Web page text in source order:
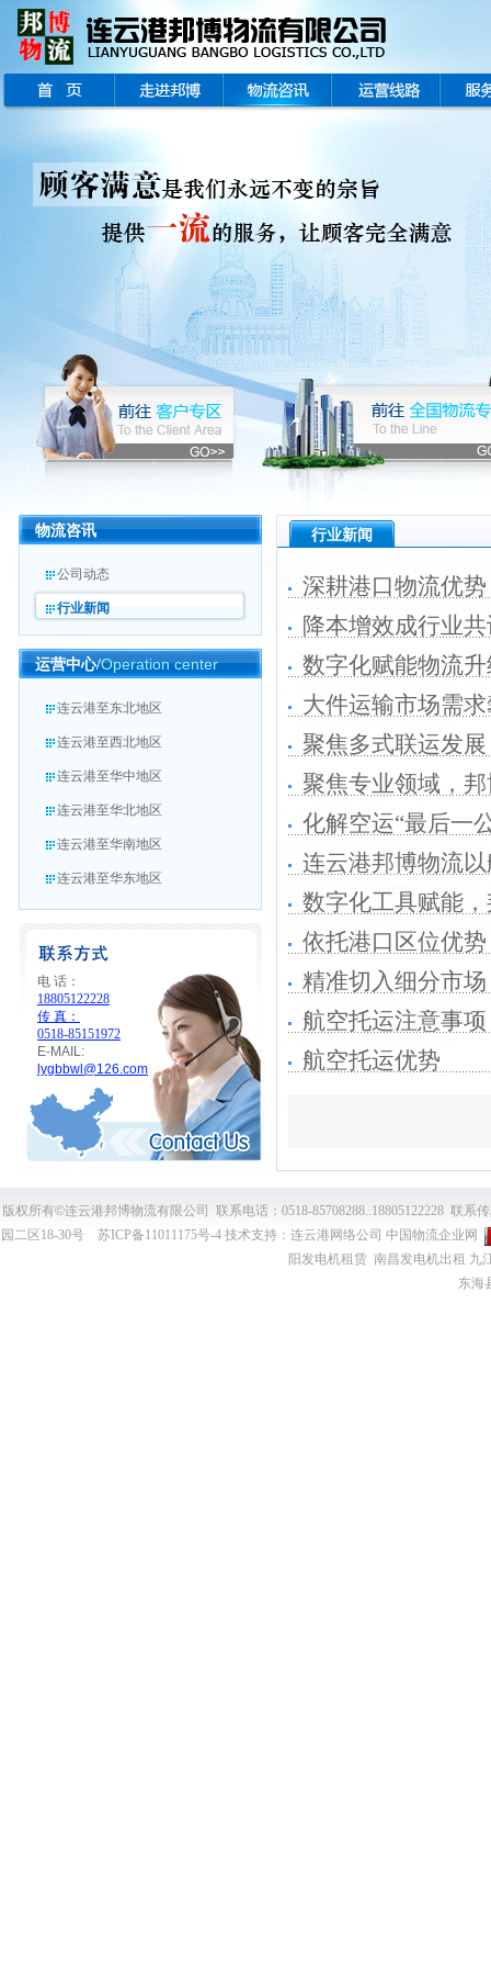
物流咨讯
公司动态
行业新闻
运营中心/Operation center
连云港至东北地区
连云港至西北地区
连云港至华中地区
连云港至华北地区
连云港至华南地区
连云港至华东地区
电 话：
18805122228
传 真：
0518-85151972
E-MAIL:
lygbbwl@126.com
行业新闻
深耕港口物流优
降本增效成行业
数字化赋能物流
大件运输市场需
聚焦多式联运发
聚焦专业领域，
化解空运“最后一
案
连云港邦博物流
数字化工具赋能
依托港口区位优
精准切入细分市
业痛点
航空托运注意事
航空托运优势
版权所有©连云港邦博物流有限公司 联系电话：0518-85708288..18805122228 联系
园二区18-30号 苏ICP备11011175号-4 技术支持： 连云港网络公司 中国物流企业网
阳发电机租赁 南昌发电机出租 九
东海